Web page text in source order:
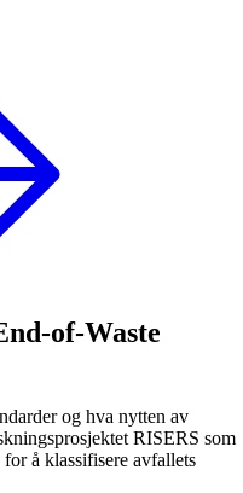
of-Waste
og hva nytten av
RISERS som
å klassifisere avfallets